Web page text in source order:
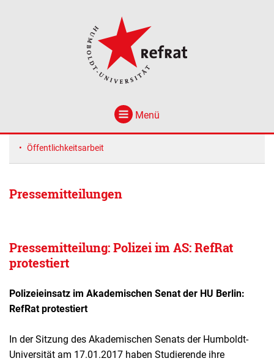
Menü
Öffentlichkeitsarbeit
Pressemitteilungen
Pressemitteilung: Polizei im AS: RefRat
protestiert
Polizeieinsatz im Akademischen Senat der HU Berlin:
RefRat protestiert
In der Sitzung des Akademischen Senats der Humboldt-
Universität am 17.01.2017 haben Studierende ihre